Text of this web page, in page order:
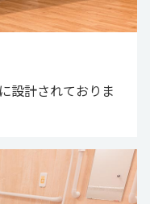
設計されておりま